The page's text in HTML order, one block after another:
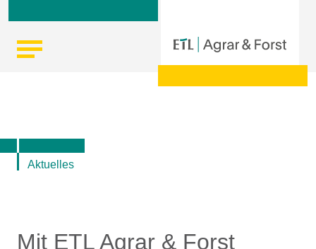
Skip
content
Finanzen
Aktuelles
Mit ETL Agrar & Forst